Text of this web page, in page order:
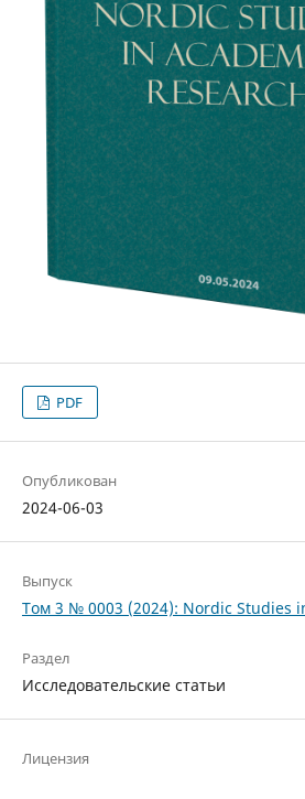
PDF
Опубликован
2024-06-03
Выпуск
Том 3 № 0003 (2024): Nordic Studies
Раздел
Исследовательские статьи
Лицензия